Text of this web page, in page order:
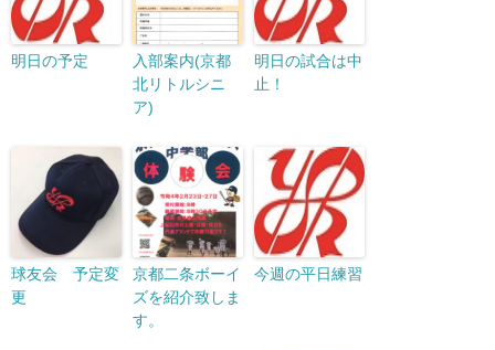
明日の予定
入部案内(京都
北リトルシニ
ア)
明日の試合は中
止！
球友会 予定変
更
京都二条ボーイ
ズを紹介致しま
す。
今週の平日練習